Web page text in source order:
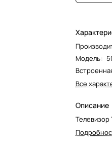
Модель:
Все
Описание
Телевизор